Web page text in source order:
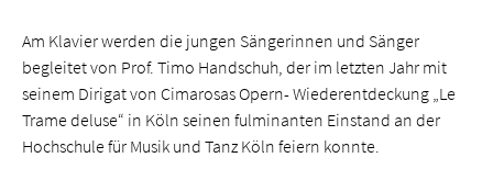
Am Klavier werden die jungen Sängerinnen und Sänger
begleitet von Prof. Timo Handschuh, der im letzten Jahr mit
seinem Dirigat von Cimarosas Opern- Wiederentdeckung „Le
Trame deluse“ in Köln seinen fulminanten Einstand an der
Hochschule für Musik und Tanz Köln feiern konnte.